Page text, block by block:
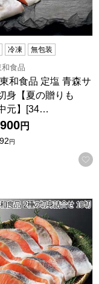
に登録する
冷凍 無包装
食品
和食品 定塩 青森サ
身【夏の贈りも
元】[34…
円
円
(甘塩味)【夏の贈り
和食品 2種の切身